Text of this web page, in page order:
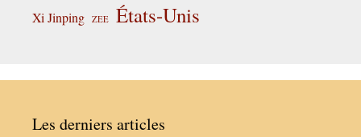
Xi Jinping ZEE États-Unis
Les derniers articles